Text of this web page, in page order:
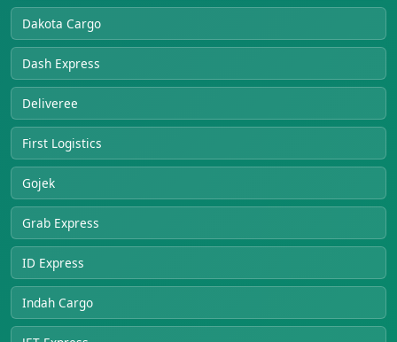
Dakota Cargo
Dash Express
Deliveree
First Logistics
Gojek
Grab Express
ID Express
Indah Cargo